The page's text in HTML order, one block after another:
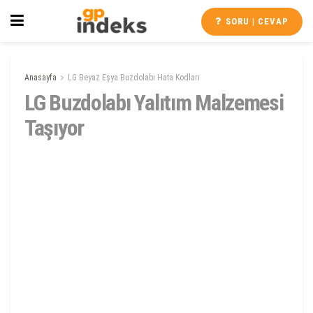
SORU | CEVAP
Anasayfa LG Beyaz Eşya Buzdolabı Hata Kodları
LG Buzdolabı Yalıtım Malzemesi
Taşıyor